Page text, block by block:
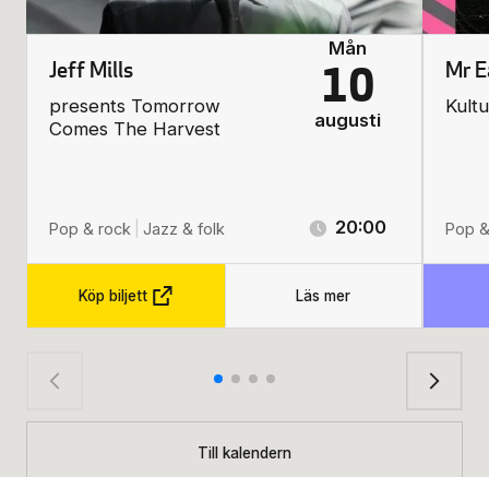
Jeff Mills
presents Tomorrow
Comes The Harvest
Pop & rock Jazz & folk
Mån
10
augusti
20:00
Köp biljett Läs mer
Mr
Pop
Till kalendern